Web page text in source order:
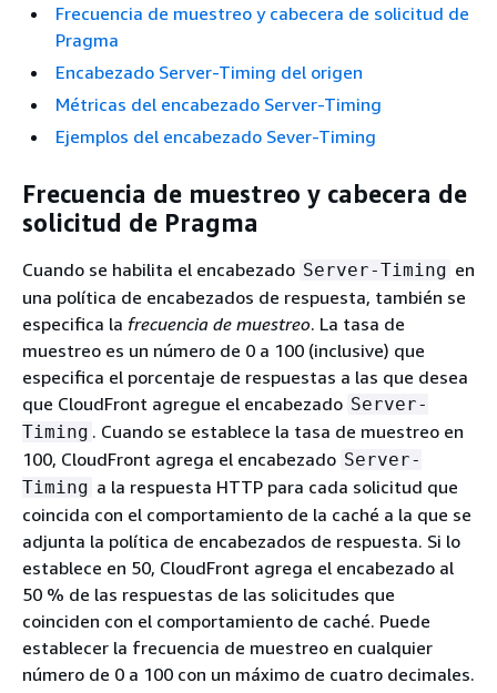
Frecuencia de muestreo y cabecera de solicitud de
Pragma
Encabezado Server-Timing del origen
Métricas del encabezado Server-Timing
Ejemplos del encabezado Sever-Timing
Frecuencia de muestreo y cabecera de
solicitud de Pragma
Cuando se habilita el encabezado Server-Timing en
una política de encabezados de respuesta, también se
especifica la frecuencia de muestreo. La tasa de
muestreo es un número de 0 a 100 (inclusive) que
especifica el porcentaje de respuestas a las que desea
que CloudFront agregue el encabezado Server-
Timing . Cuando se establece la tasa de muestreo en
100, CloudFront agrega el encabezado Server-
Timing a la respuesta HTTP para cada solicitud que
coincida con el comportamiento de la caché a la que se
adjunta la política de encabezados de respuesta. Si lo
establece en 50, CloudFront agrega el encabezado al
50 % de las respuestas de las solicitudes que
coinciden con el comportamiento de caché. Puede
establecer la frecuencia de muestreo en cualquier
número de 0 a 100 con un máximo de cuatro decimales.